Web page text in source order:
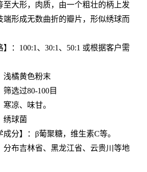
至大形，肉质，由一个粗壮的柄上发
端形成无数曲折的瓣片，形似绣球而
】：100:1、30:1、50:1 或根据客户需
浅橘黄色粉末
筛选过80-100目
寒凉、味甘。
绣球菌
成分】：β葡聚糖，维生素C等。
分布吉林省、黑龙江省、云贵川等地